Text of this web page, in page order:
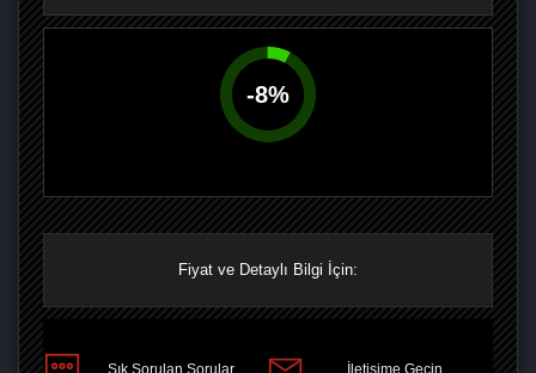
-8%
Fiyat ve Detaylı Bilgi İçin:
Sık Sorulan Sorular İletişime Geçin